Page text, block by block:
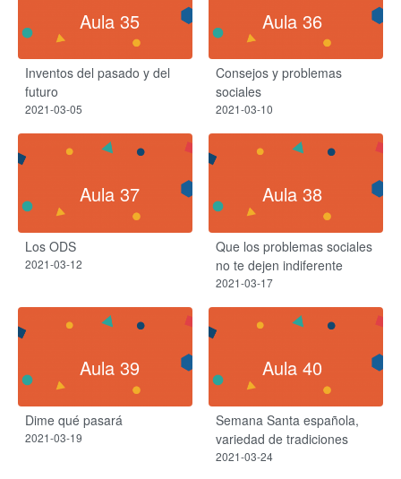
Aula 35
Inventos del pasado y del
futuro
2021-03-05
Aula 36
Consejos y problemas
sociales
2021-03-10
Aula 37
Los ODS
2021-03-12
Aula 38
Que los problemas sociales
no te dejen indiferente
2021-03-17
Aula 39
Dime qué pasará
2021-03-19
Aula 40
Semana Santa española,
variedad de tradiciones
2021-03-24